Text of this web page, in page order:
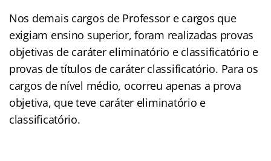
Nos demais cargos de Professor e cargos que
exigiam ensino superior, foram realizadas provas
objetivas de caráter eliminatório e classificatório e
provas de títulos de caráter classificatório. Para os
cargos de nível médio, ocorreu apenas a prova
objetiva, que teve caráter eliminatório e
classificatório.